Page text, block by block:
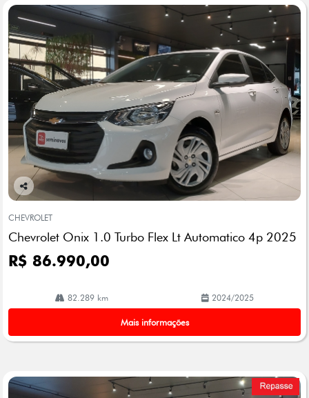
Co
arti
lhe
CHEVROLET
Chevrolet Onix 1.0 Turbo Flex Lt Automatico 4p 2025
R$ 86.990,00
82.289 km 2024/2025
Mais informações